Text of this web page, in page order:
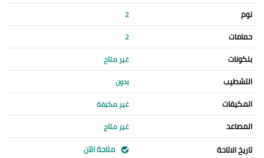
نوم 2
حمامات 2
بلكونات غير متاح
التشطيب بدون
المكيفات غير مكيفة
المصاعد غير متاح
تاريخ الاتاحة متاحة الآن